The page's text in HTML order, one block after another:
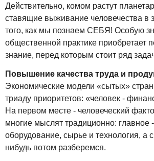
Действительно, комом растут
ставящие выживание человечества в
того, как мы познаем СЕБЯ! Особую
общественной практике приобретает
знание, перед которым стоит ряд
Повышение качества труда и
Экономические модели «сытых»
триаду приоритетов: «человек -
На первом месте - человеческий
многие мыслят традиционно: главное
оборудование, сырье и технология, а
нибудь потом разберемся.